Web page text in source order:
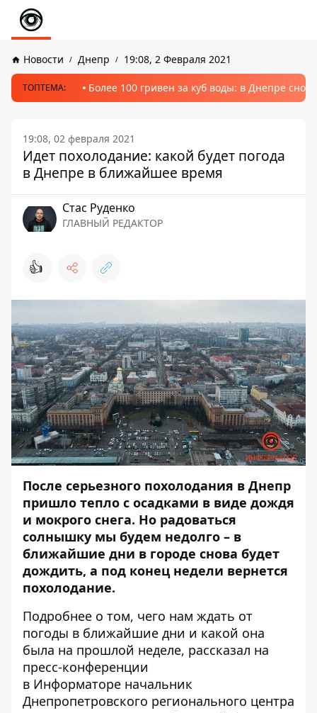
Новости Днепр 19:08, 2 Февраля 2021
ТОПТЕМА: Более 100 гривен за куб воды: в Днепре
19:08, 02 февраля 2021
Идет похолодание: какой будет погода
в Днепре в ближайшее время
Стаc Руденко
ГЛАВНЫЙ РЕДАКТОР
👍
После серьезного похолодания в Днепр
пришло тепло с осадками в виде дождя
и мокрого снега. Но радоваться
солнышку мы будем недолго – в
ближайшие дни в городе снова будет
дождить, а под конец недели вернется
похолодание.
Подробнее о том, чего нам ждать от
погоды в ближайшие дни и какой она
была на прошлой неделе, рассказал на
пресс-конференции
в Информаторе начальник
Днепропетровского регионального центра